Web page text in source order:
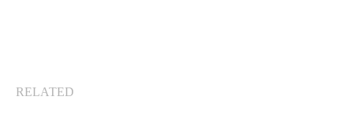
RELATED